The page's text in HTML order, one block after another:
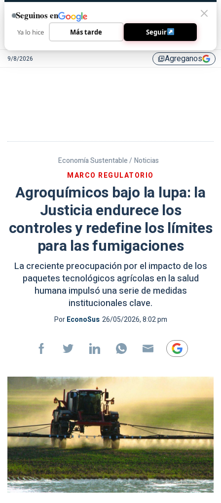
9/8/2026 library_addAgreganos
Economía Sustentable / Noticias
MARCO REGULATORIO
Agroquímicos bajo la lupa: la
Justicia endurece los
controles y redefine los límites
para las fumigaciones
La creciente preocupación por el impacto de los
paquetes tecnológicos agrícolas en la salud
humana impulsó una serie de medidas
institucionales clave.
PorEconoSus 26/05/2026, 8:02 pm
Seguinos en
Ya lo hice Más tarde Seguir